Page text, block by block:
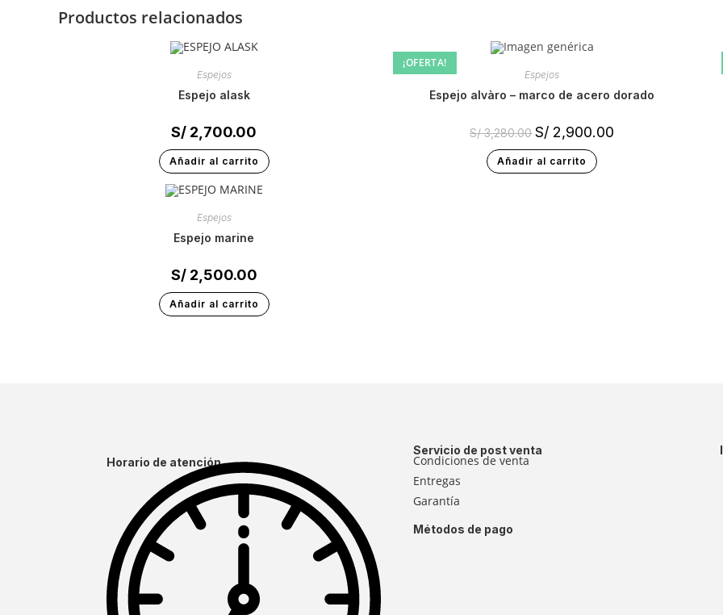
Productos relacionados
Espejos
espejo alask
S/ 2,700.00
Añadir al carrito
¡OFERTA!
Espejos
espejo alvàro – marco de acero dorado
S/3,280.00 S/ 2,900.00
Añadir al carrito
Espejos
espejo marine
S/2,500.00
Añadir al carrito
Horario de atención
Servicio de post venta
Condiciones de venta
Entregas
Garantía
Métodos de pago